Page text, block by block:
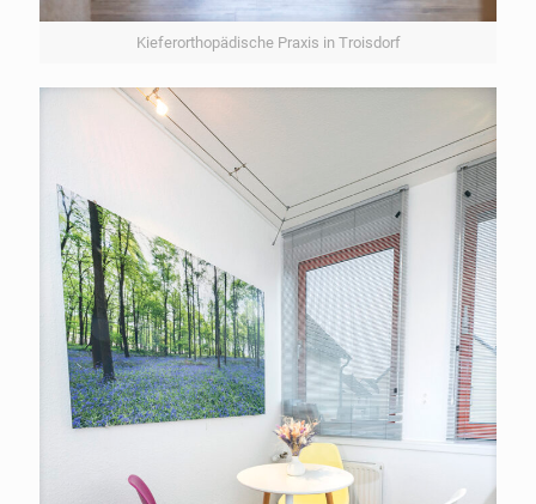
Kieferorthopädische Praxis in Troisdorf